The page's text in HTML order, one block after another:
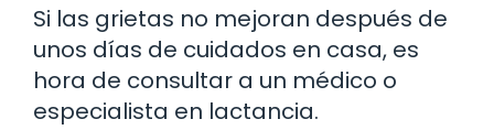
Si las grietas no mejoran después de
unos días de cuidados en casa, es
hora de consultar a un médico o
especialista en lactancia.